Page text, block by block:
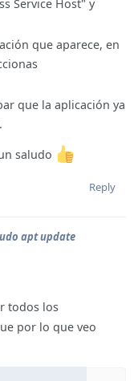
Service Host" y
que aparece, en
que la aplicación ya
saludo
Reply
apt update
todos los
por lo que veo